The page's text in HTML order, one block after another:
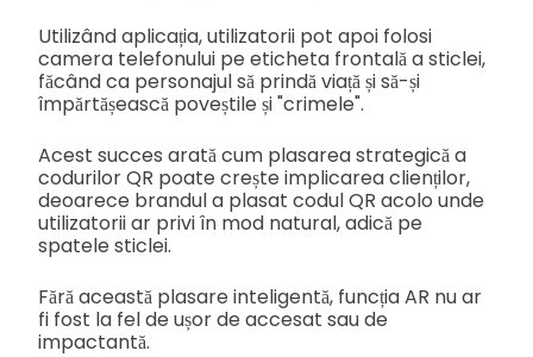
Utilizând aplicația, utilizatorii pot apoi folosi
camera telefonului pe eticheta frontală a sticlei,
făcând ca personajul să prindă viață și să-și
împărtășească poveștile și "crimele".
Acest succes arată cum plasarea strategică a
codurilor QR poate crește implicarea clienților,
deoarece brandul a plasat codul QR acolo unde
utilizatorii ar privi în mod natural, adică pe
spatele sticlei.
Fără această plasare inteligentă, funcția AR nu ar
fi fost la fel de ușor de accesat sau de
impactantă.